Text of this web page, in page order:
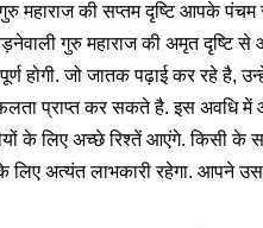
महाराज की सप्तम दृष्टि आपके पंचम
गुरु महाराज की अमृत दृष्टि
पूर्ण होगी. जो जातक पढ़ाई कर रहे
प्राप्त कर सकते है. इस अवधि में
के लिए अच्छे रिश्तें आएंगे. किसी के
अत्यंत लाभकारी रहेगा. आपने